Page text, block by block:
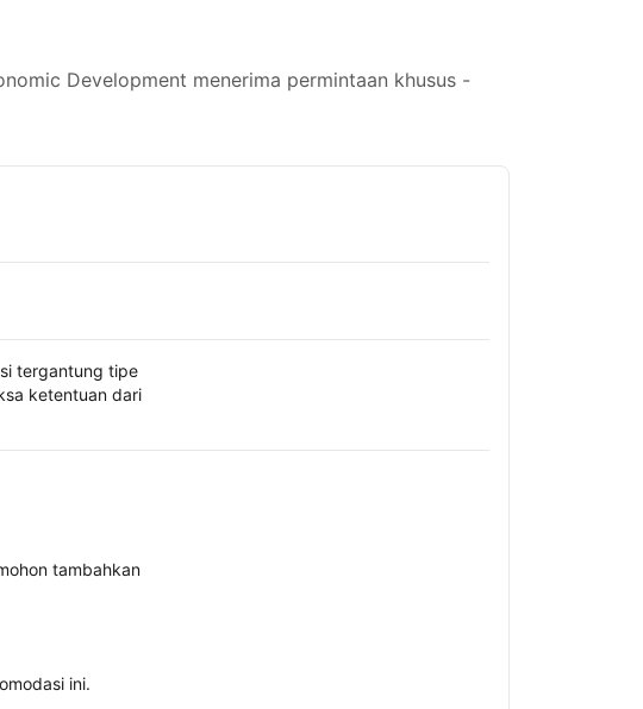
Development menerima permintaan khusus -
tergantung tipe
ketentuan dari
tambahkan
ini.